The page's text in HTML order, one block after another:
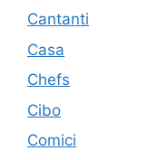
Cantanti
Casa
Chefs
Cibo
Comici